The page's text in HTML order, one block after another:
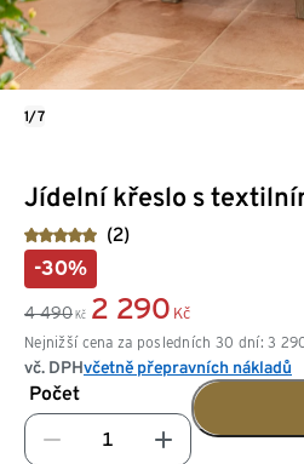
Jídelní křeslo s
(2)
-30%
4 490 Kč 2 290 Kč
Nejnižší cena za posledních 30 dní: 3
vč. DPHvčetně přepravních nákladů
Počet
1/7